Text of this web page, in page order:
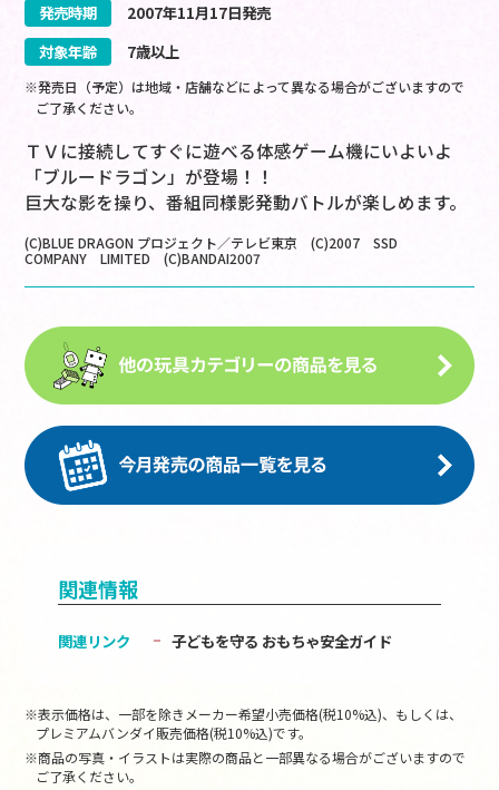
発売時期
2007年11月17日発売
対象年齢
7歳以上
※発売日（予定）は地域・店舗などによって異なる場合がございますので
ご了承ください。
ＴＶに接続してすぐに遊べる体感ゲーム機にいよいよ
「ブルードラゴン」が登場！！
巨大な影を操り、番組同様影発動バトルが楽しめます。
(C)BLUE DRAGON プロジェクト／テレビ東京 (C)2007 SSD
COMPANY LIMITED (C)BANDAI2007
関連情報
関連リンク 子どもを守る おもちゃ安全ガイド
※表示価格は、一部を除きメーカー希望小売価格(税10%込)、もしくは、
プレミアムバンダイ販売価格(税10%込)です。
※商品の写真・イラストは実際の商品と一部異なる場合がございますので
ご了承ください。